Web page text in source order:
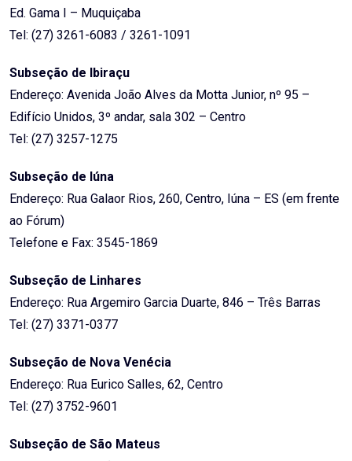
Ed. Gama I – Muquiçaba
Tel: (27) 3261-6083 / 3261-1091
Subseção de Ibiraçu
Endereço: Avenida João Alves da Motta Junior, nº 95 –
Edifício Unidos, 3º andar, sala 302 – Centro
Tel: (27) 3257-1275
Subseção de Iúna
Endereço: Rua Galaor Rios, 260, Centro, Iúna – ES (em frente
ao Fórum)
Telefone e Fax: 3545-1869
Subseção de Linhares
Endereço: Rua Argemiro Garcia Duarte, 846 – Três Barras
Tel: (27) 3371-0377
Subseção de Nova Venécia
Endereço: Rua Eurico Salles, 62, Centro
Tel: (27) 3752-9601
Subseção de São Mateus